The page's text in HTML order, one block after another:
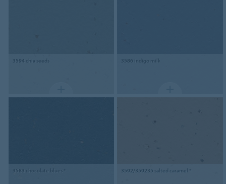
3594chia seeds 3586 indigo milk
3583 chocolate blues * 3592/359235 salted caramel *